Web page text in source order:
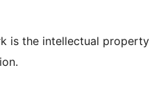
is the intellectual property